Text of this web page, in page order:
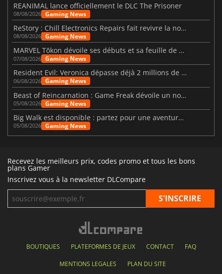
REANIMAL lance officiellement le DLC The Prisoner
08/08/2026 Gaming News
ReStory : Chill Electronics Repairs fait revivre la nostalgie des années 2000
08/08/2026 Gaming News
MARVEL Tōkon dévoile ses débuts et sa feuille de route
07/08/2026 Gaming News
Resident Evil: Veronica dépasse déjà 2 millions de wishlists
06/08/2026 Gaming News
Beast of Reincarnation : Game Freak dévoile un nouveau pari
05/08/2026 Gaming News
Big Walk est disponible : partez pour une aventure entre amis
05/08/2026 Gaming News
Recevez les meilleurs prix, codes promo et tous les bons
plans Gamer
Inscrivez vous à la newsletter DLCompare
BOUTIQUES PLATEFORMES DE JEUX CONTACT FAQ
MENTIONS LEGALES PLAN DU SITE